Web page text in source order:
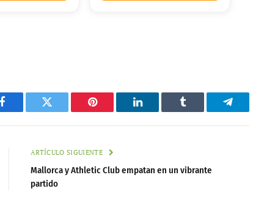
Facebook Twitter Pinterest LinkedIn Tumblr Telegram
ARTÍCULO SIGUIENTE
Mallorca y Athletic Club empatan en un vibrante
partido